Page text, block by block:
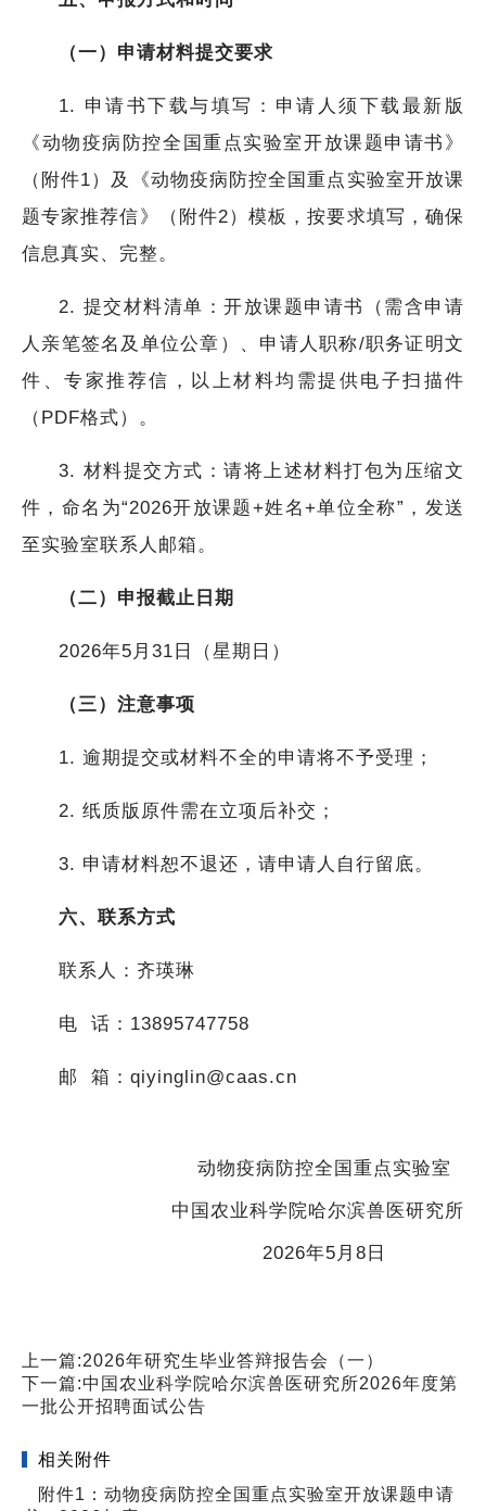
（一）申请材料提交要求
1. 申请书下载与填写：申请人须下载最新版
《动物疫病防控全国重点实验室开放课题申请书》
（附件1）及《动物疫病防控全国重点实验室开放课
题专家推荐信》（附件2）模板，按要求填写，确保
信息真实、完整。
2. 提交材料清单：开放课题申请书（需含申请
人亲笔签名及单位公章）、申请人职称/职务证明文
件、专家推荐信，以上材料均需提供电子扫描件
（PDF格式）。
3. 材料提交方式：请将上述材料打包为压缩文
件，命名为“2026开放课题+姓名+单位全称”，发送
至实验室联系人邮箱。
（二）申报截止日期
2026年5月31日（星期日）
（三）注意事项
1. 逾期提交或材料不全的申请将不予受理；
2. 纸质版原件需在立项后补交；
3. 申请材料恕不退还，请申请人自行留底。
六、联系方式
联系人：齐瑛琳
电 话：13895747758
邮 箱：qiyinglin@caas.cn
动物疫病防控全国重点实验室
中国农业科学院哈尔滨兽医研究所
2026年5月8日
上一篇:2026年研究生毕业答辩报告会（一）
下一篇:中国农业科学院哈尔滨兽医研究所2026年度第
一批公开招聘面试公告
相关附件
附件1：动物疫病防控全国重点实验室开放课题申请